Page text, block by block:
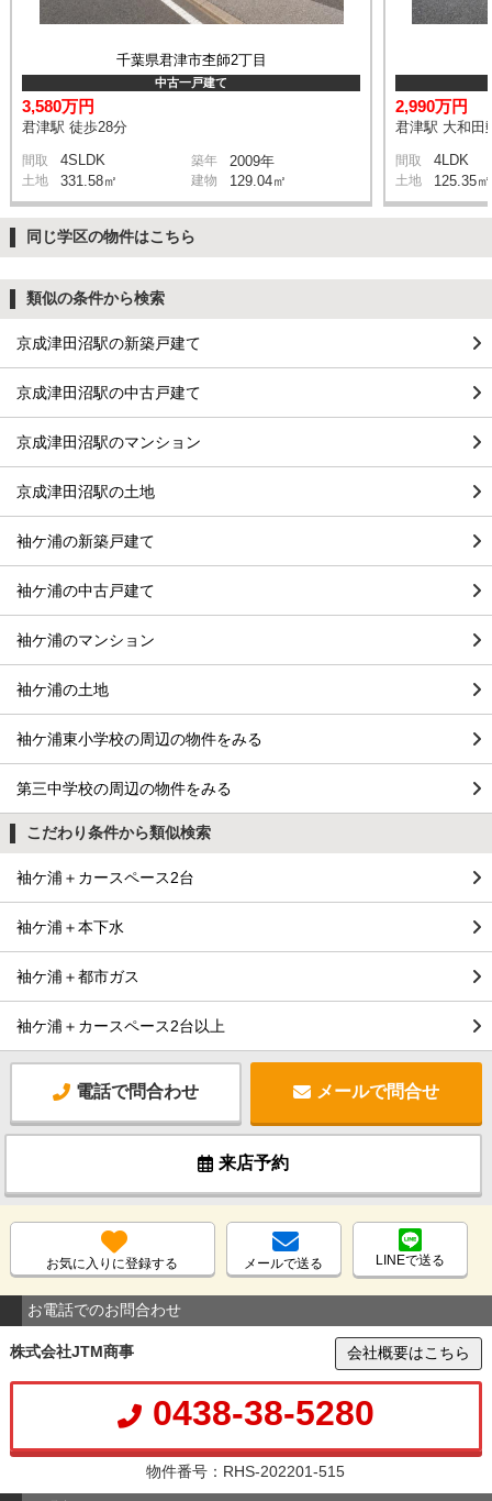
千葉県君津市杢師2丁目
中古一戸建て
3,580万円
君津駅 徒歩28分
間取 4SLDK 築年 2009年
土地 331.58㎡ 建物 129.04㎡
2,990万円
君津駅 大和田
間取 4LDK
土地 125.35㎡
同じ学区の物件はこちら
類似の条件から検索
京成津田沼駅の新築戸建て
京成津田沼駅の中古戸建て
京成津田沼駅のマンション
京成津田沼駅の土地
袖ケ浦の新築戸建て
袖ケ浦の中古戸建て
袖ケ浦のマンション
袖ケ浦の土地
袖ケ浦東小学校の周辺の物件をみる
第三中学校の周辺の物件をみる
こだわり条件から類似検索
袖ケ浦＋カースペース2台
袖ケ浦＋本下水
袖ケ浦＋都市ガス
袖ケ浦＋カースペース2台以上
電話で問合わせ メールで問合せ
来店予約
お気に入りに登録する メールで送る LINEで送る
お電話でのお問合わせ
株式会社JTM商事 会社概要はこちら
0438-38-5280
物件番号：RHS-202201-515